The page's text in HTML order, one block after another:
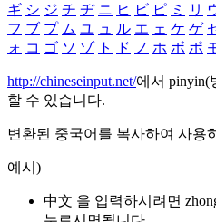
ギ シ ジ チ ヂ ニ ヒ ビ ピ ミ リ
フ ブ プ ム ユ ュ ル エ ェ ケ ゲ
ォ コ ゴ ソ ゾ ト ド ノ ホ ボ ポ
http://chineseinput.net/에서 pinyin(
할 수 있습니다.
변환된 중국어를 복사하여 사용
예시)
中文 을 입력하시려면